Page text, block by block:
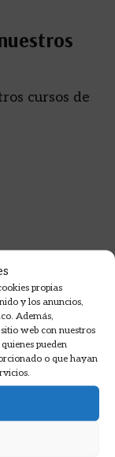
propias
y los anuncios,
Además,
web con nuestros
pueden
o que hayan
cursos de
>
más...